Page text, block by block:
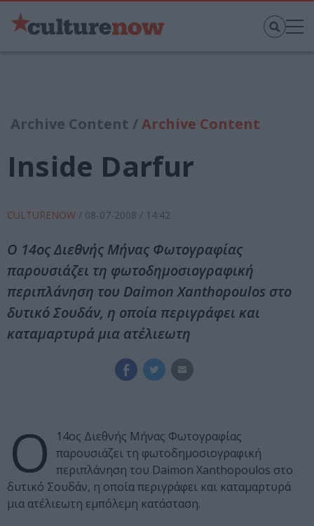
Archive Content /Archive Content
Inside Darfur
CULTURENOW / 08-07-2008 / 14:42
Ο 14ος Διεθνής Μήνας Φωτογραφίας
παρουσιάζει τη φωτοδημοσιογραφική
περιπλάνηση του Daimon Xanthopoulos στο
δυτικό Σουδάν, η οποία περιγράφει και
καταμαρτυρά μια ατέλιεωτη
Ο
14ος Διεθνής Μήνας Φωτογραφίας
παρουσιάζει τη φωτοδημοσιογραφική
περιπλάνηση του Daimon Xanthopoulos στο
δυτικό Σουδάν, η οποία περιγράφει και καταμαρτυρά
μια ατέλιεωτη εμπόλεμη κατάσταση.